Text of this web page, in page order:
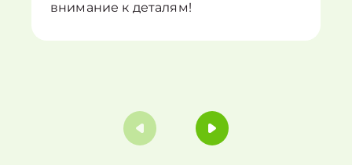
внимание к деталям!